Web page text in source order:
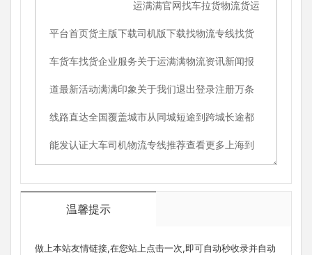
温馨提示
做上本站友情链接,在您站上点击一次,即可自动秒收录并自动